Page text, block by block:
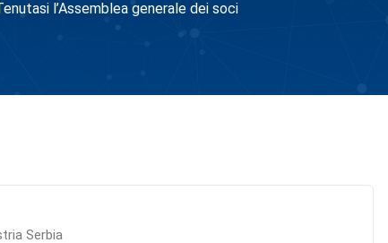
l’Assemblea generale dei soci
Serbia